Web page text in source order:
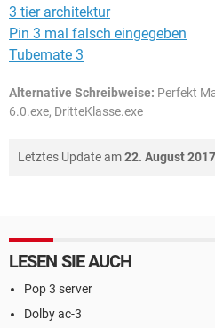
3 tier architektur
Pin 3 mal falsch eingegeben
Tubemate 3
Alternative Schreibweise: Perfekt
6.0.exe, DritteKlasse.exe
Letztes Update am22. August
LESEN SIE AUCH
Pop 3 server
Dolby ac-3